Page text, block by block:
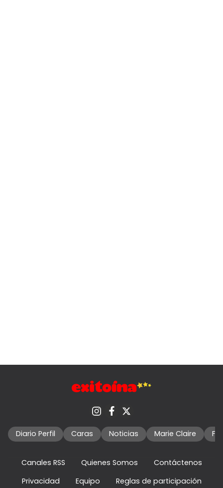
Diario Perfil Caras Noticias Marie Claire
Canales RSS Quienes Somos
Contáctenos
Privacidad
Equipo Reglas de participación